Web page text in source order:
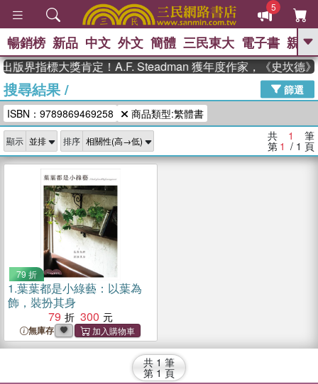
5
GO
The Odyssey 、
父親節 、 如果歷史是一群喵 、 暑期
推薦 、 國際布克獎 臺灣漫遊錄
念華 、 台灣的李登輝時代 、 數學女
孩：黎曼猜想
偉大的迷走神經
暢銷榜 新品 中文 外文 簡體 三民東大 電子書 親子
版界指標大獎肯定！A.F. Steadman 獲年度作家，《史坎德
搜尋結果/
篩選
ISBN：9789869469258
商品類型:繁體書
顯示 排序 共 1 筆
第 1 / 1 頁
79 折
1.葉葉都是小綠藝：以葉為
飾，裝扮其身
79
300
無庫存
共 1 筆
第 1 頁